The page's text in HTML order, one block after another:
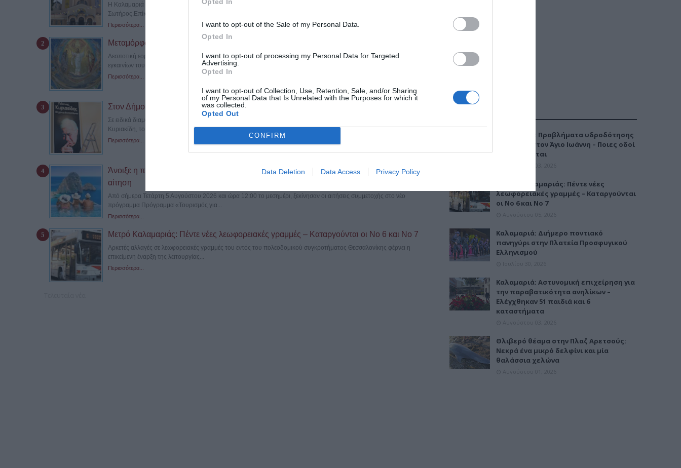
I want to opt-out of the Sale of my Personal Data.
Opted In
I want to opt-out of processing my Personal Data for Targeted
Advertising.
Opted In
I want to opt-out of Collection, Use, Retention, Sale, and/or Sharing
of my Personal Data that Is Unrelated with the Purposes for which it
was collected.
Opted Out
CONFIRM
Data Deletion Data Access Privacy Policy
Η Καλαμαριά γιορτάζει σήμερα, Πέμπτη 6 Αυγούστου, τη μεγάλη δεσποτική εορτή της Μεταμορφώσεως του
Σωτήρος.Επίκεντρο των λατρευτικών...
Περισσότερα...
Μεταμόρφωση του Σωτήρος Χριστού –Μεγάλη Γιορτή 6 Αυγούστου
Δεσποτική εορτή, από τις μεγαλύτερες της Χριστιανοσύνης. Γιορτάζεται κάθε χρόνο στις 6 Αυγούστου, ημέρα των
εγκαινίων του ομώνυμου ναού που...
Περισσότερα...
Στον Δήμο Καλαμαριάς το πολύτιμο φωτογραφικό αρχείο του Γιάννη Κυριακίδη
Σε ειδικά διαμορφωμένο χώρο του Δήμου Καλαμαριάς μεταφέρθηκε το ιστορικό φωτογραφικό αρχείο του Γιάννη
Κυριακίδη, το οποίο δώρισε η...
Περισσότερα...
Άνοιξε η πλατφόρμα για το πρόγραμμα «Τουρισμός για Όλους» - Ποιοι κάνουν σήμερα
αίτηση
Από σήμερα Τετάρτη 5 Αυγούστου 2026 και ώρα 12:00 το μεσημέρι, ξεκίνησαν οι αιτήσεις συμμετοχής στο νέο
πρόγραμμα Πρόγραμμα «Τουρισμός για...
Περισσότερα...
Μετρό Καλαμαριάς: Πέντε νέες λεωφορειακές γραμμές – Καταργούνται οι Νο 6 και Νο 7
Αρκετές αλλαγές σε λεωφορειακές γραμμές του εντός του πολεοδομικού συγκροτήματος Θεσσαλονίκης φέρνει η
επικείμενη έναρξη της λειτουργίας...
Περισσότερα...
Καλαμαριά: Προβλήματα υδροδότησης
την Τρίτη στον Άγιο Ιωάννη – Ποιες οδοί
επηρεάζονται
Μετρό Καλαμαριάς: Πέντε νέες
λεωφορειακές γραμμές – Καταργούνται
οι Νο 6 και Νο 7
Καλαμαριά: Διήμερο ποντιακό
πανηγύρι στην Πλατεία Προσφυγικού
Ελληνισμού
Καλαμαριά: Αστυνομική επιχείρηση για
την παραβατικότητα ανηλίκων –
Ελέγχθηκαν 51 παιδιά και 6
καταστήματα
Θλιβερό θέαμα στην Πλαζ Αρετσούς:
Νεκρά ένα μικρό δελφίνι και μία
θαλάσσια χελώνα